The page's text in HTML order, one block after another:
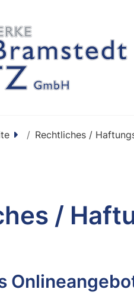
Rechtliches /
/